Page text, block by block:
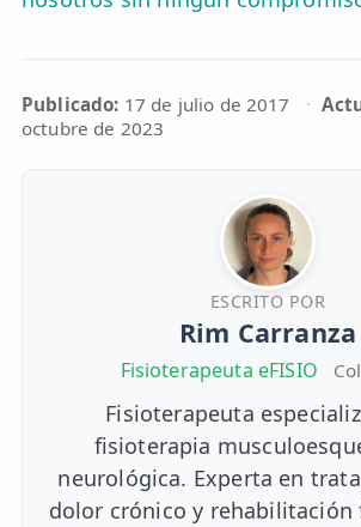
Publicado: 17 de julio de 2017 ·
octubre de 2023
ESCRITO POR
Rim Carranza
Fisioterapeuta eFISIO
Fisioterapeuta
fisioterapia
neurológica. Experta en
dolor crónico y rehabilitación